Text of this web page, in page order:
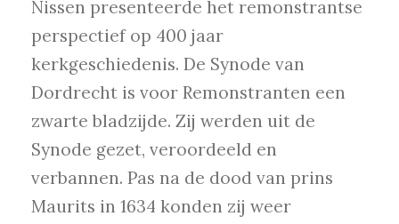
Nissen presenteerde het remonstrantse
perspectief op 400 jaar
kerkgeschiedenis. De Synode van
Dordrecht is voor Remonstranten een
zwarte bladzijde. Zij werden uit de
Synode gezet, veroordeeld en
verbannen. Pas na de dood van prins
Maurits in 1634 konden zij weer